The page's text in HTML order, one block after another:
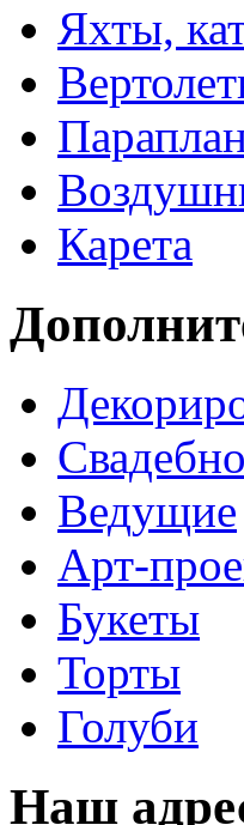
Яхты,
Карета
Ведущие
Арт-
Букеты
Торты
Голуби
Наш